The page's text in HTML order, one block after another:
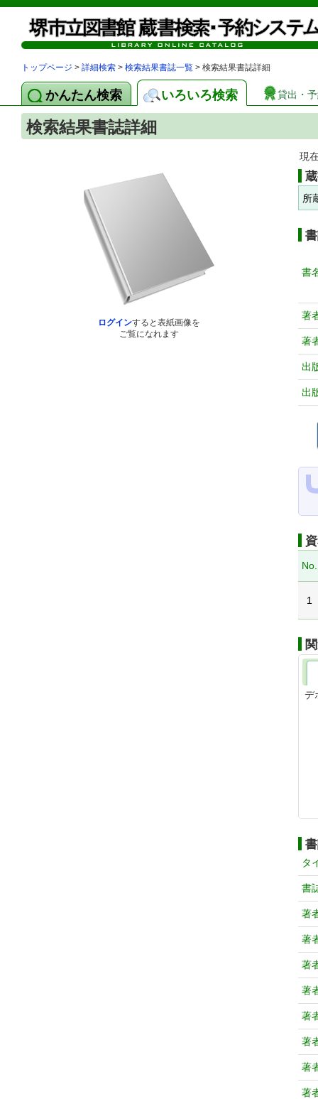
トップページ > 詳細検索 > 検索結果書誌一覧 > 検索結果書誌詳細
かんたん検索 いろいろ検索 貸出・
検索結果書誌詳細
ログインすると表紙画像を
ご覧になれます
現
所
書
著
著
出
出
No.
1
デ
タ
書
著
著
著
著
著
著
著
著